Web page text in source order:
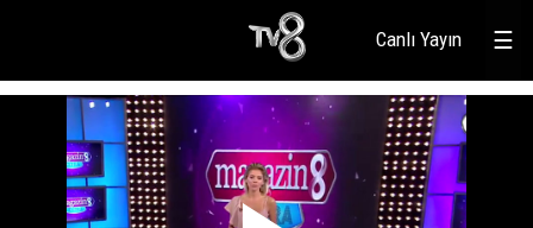
☰
Canlı Yayın